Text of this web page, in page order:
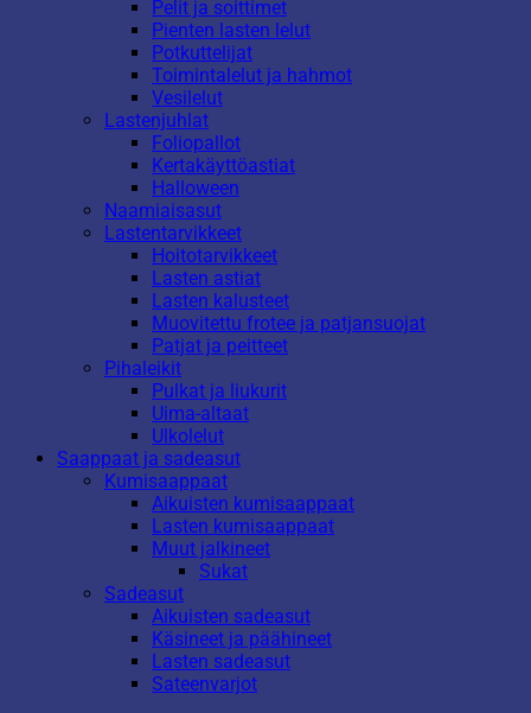
Pelit ja soittimet
Pienten lasten lelut
Potkuttelijat
Toimintalelut ja hahmot
Vesilelut
Lastenjuhlat
Foliopallot
Kertakäyttöastiat
Halloween
Naamiaisasut
Lastentarvikkeet
Hoitotarvikkeet
Lasten astiat
Lasten kalusteet
Muovitettu frotee ja patjansuojat
Patjat ja peitteet
Pihaleikit
Pulkat ja liukurit
Uima-altaat
Ulkolelut
Saappaat ja sadeasut
Kumisaappaat
Aikuisten kumisaappaat
Lasten kumisaappaat
Muut jalkineet
Sukat
Sadeasut
Aikuisten sadeasut
Käsineet ja päähineet
Lasten sadeasut
Sateenvarjot